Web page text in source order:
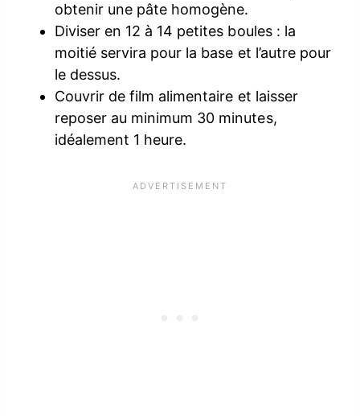
obtenir une pâte homogène.
Diviser en 12 à 14 petites boules : la
moitié servira pour la base et l’autre pour
le dessus.
Couvrir de film alimentaire et laisser
reposer au minimum 30 minutes,
idéalement 1 heure.